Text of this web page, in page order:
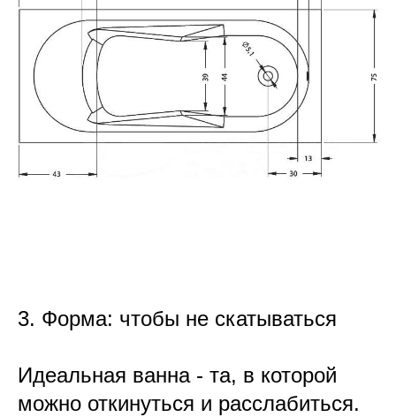
3. Форма: чтобы не скатываться
Идеальная ванна - та, в которой
можно откинуться и расслабиться.